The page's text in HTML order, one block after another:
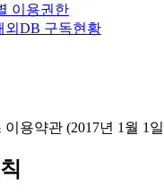
이용권한
외DB 구독현황
용약관 (2017년 1월 1